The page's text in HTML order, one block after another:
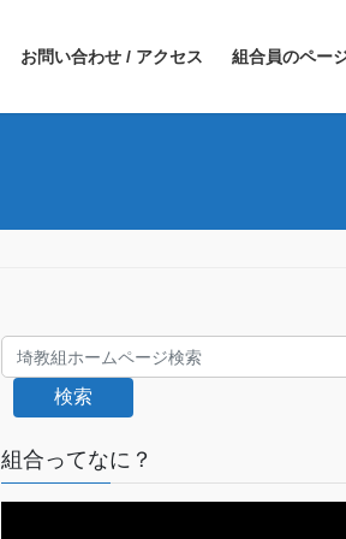
お問い合わせ / アクセス 組合員のペー
検索
組合ってなに？